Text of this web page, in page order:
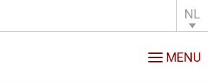
NL
MENU